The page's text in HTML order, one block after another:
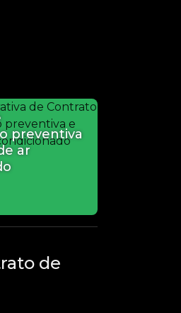
preventiva
ar
de